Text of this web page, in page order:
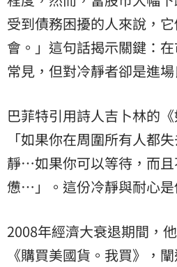
受到債務困擾的人來說，
會。」這句話揭示關鍵：
常見，但對冷靜者卻是進場
巴菲特引用詩人吉卜林的
「如果你在周圍所有人都
靜…如果你可以等待，而
憊…」。這份冷靜與耐心是
2008年經濟大衰退期間，
《購買美國貨。我買》，